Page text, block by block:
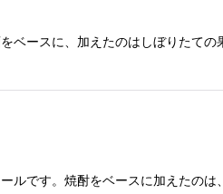
ースに、加えたのはしぼりたて
です。焼酎をベースに加えたの